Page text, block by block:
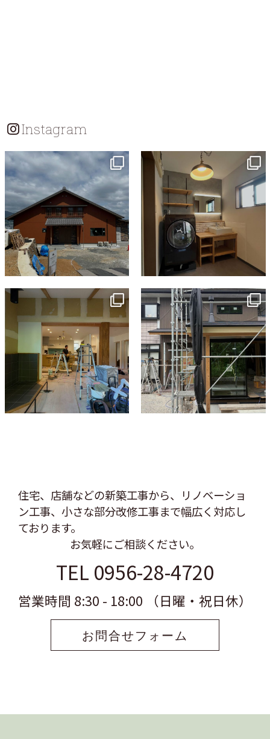
Instagram
tomohouseinc
tomohouseinc
7月 13
tomohouseinc
tomohouseinc
6月 3
住宅、店舗などの新築工事から、リノベーショ
ン工事、 小さな部分改修工事まで幅広く対応し
ております。
お気軽にご相談ください。
TEL 0956-28-4720
営業時間 8:30 - 18:00 （日曜・祝日休）
お問合せフォーム